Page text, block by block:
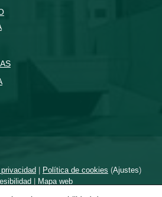
| Política de cookies (Ajustes)
| Mapa web